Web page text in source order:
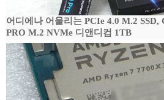
어디에나 어울리는 PCIe 4.0 M.2
PRO M.2 NVMe 디앤디컴 1TB